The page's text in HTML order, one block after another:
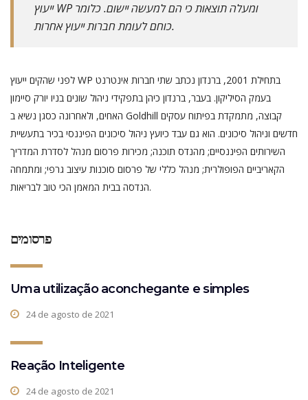
ייעוץ WP ומעלה תוצאות כי הם למעשה יישום. כלומר
כוחם לעומת חברות ייעוץ אחרות.
לפני שהקים ייעוץ WP בתחילת 2001, ברנדון נכתב שתי חברות אינטרנט
בעמק הסיליקון. בעבר, ברנדון כיהן בתפקידי ניהול שונים בניו יורק סיימון
האחים, ולאחרונה כסגן נשיא ב Goldhill קבוצה, מתמקדת בפיתוח עסקים
חדשים וניהול סיכונים. הוא גם עבד כיועץ ניהול סיכונים הפיננסי בכיר בתעשיית
השירותים הפיננסיים; מהנדס תוכנה; מכירות פרסום מנהל לסדרת המדריך
הקאריביים הפופולרית; מנהל כללי של פרסום סוכנות עיצוב גרפי; ומתמחה
הנדסה בבית המאמן הכי טוב לבריאות.
פרסומים
Uma utilização aconchegante e simples
24 de agosto de 2021
Reação Inteligente
24 de agosto de 2021